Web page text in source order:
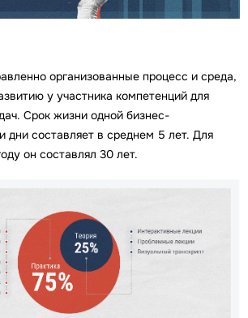
организованные процесс и среда,
у участника компетенций для
Срок жизни одной бизнес-
дни составляет в среднем 5 лет. Для
он составлял 30 лет.